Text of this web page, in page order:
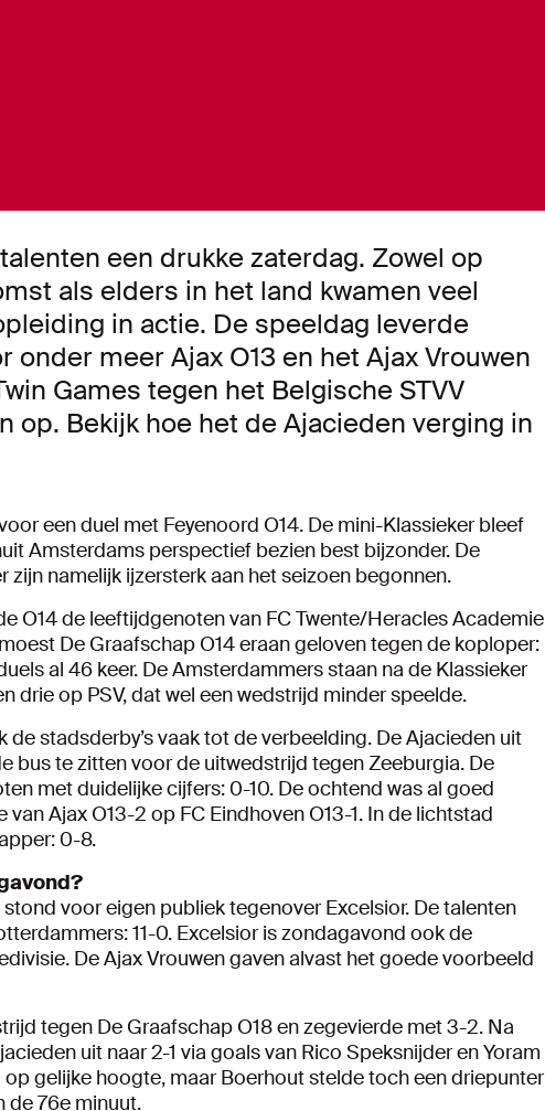
een drukke zaterdag. Zowel op
als elders in het land kwamen veel
in actie. De speeldag leverde
onder meer Ajax O13 en het Ajax Vrouwen
Games tegen het Belgische STVV
op. Bekijk hoe het de Ajacieden verging in
een duel met Feyenoord O14. De mini-Klassieker bleef
Amsterdams perspectief bezien best bijzonder. De
zijn namelijk ijzersterk aan het seizoen begonnen.
O14 de leeftijdgenoten van FC Twente/Heracles Academie
De Graafschap O14 eraan geloven tegen de koploper:
al 46 keer. De Amsterdammers staan na de Klassieker
drie op PSV, dat wel een wedstrijd minder speelde.
stadsderby’s vaak tot de verbeelding. De Ajacieden uit
bus te zitten voor de uitwedstrijd tegen Zeeburgia. De
met duidelijke cijfers: 0-10. De ochtend was al goed
Ajax O13-2 op FC Eindhoven O13-1. In de lichtstad
0-8.
voor eigen publiek tegenover Excelsior. De talenten
11-0. Excelsior is zondagavond ook de
De Ajax Vrouwen gaven alvast het goede voorbeeld
tegen De Graafschap O18 en zegevierde met 3-2. Na
uit naar 2-1 via goals van Rico Speksnijder en Yoram
gelijke hoogte, maar Boerhout stelde toch een driepunter
de 76e minuut.